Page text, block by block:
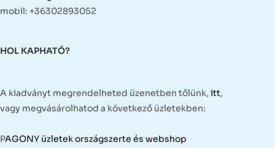
mobil: +36302893052
HOL KAPHATÓ?
A kiadványt megrendelheted üzenetben tőlünk, itt,
vagy megvásárolhatod a következő üzletekben:
PAGONY üzletek országszerte és webshop